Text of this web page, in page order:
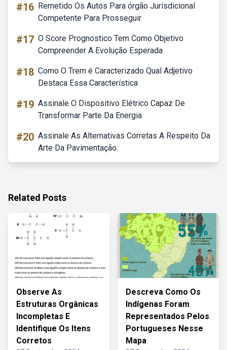
#16 Remetido Os Autos Para órgão Jurisdicional
Competente Para Prosseguir
#17 O Score Prognostico Tem Como Objetivo
Compreender A Evolução Esperada
#18 Como O Trem é Caracterizado Qual Adjetivo
Destaca Essa Característica
#19 Assinale O Dispositivo Elétrico Capaz De
Transformar Parte Da Energia
#20 Assinale As Alternativas Corretas A Respeito Da
Arte Da Pavimentação:
Related Posts
Observe As
Estruturas Orgânicas
Incompletas E
Identifique Os Itens
Corretos
Descreva Como Os
Indígenas Foram
Representados Pelos
Portugueses Nesse
Mapa